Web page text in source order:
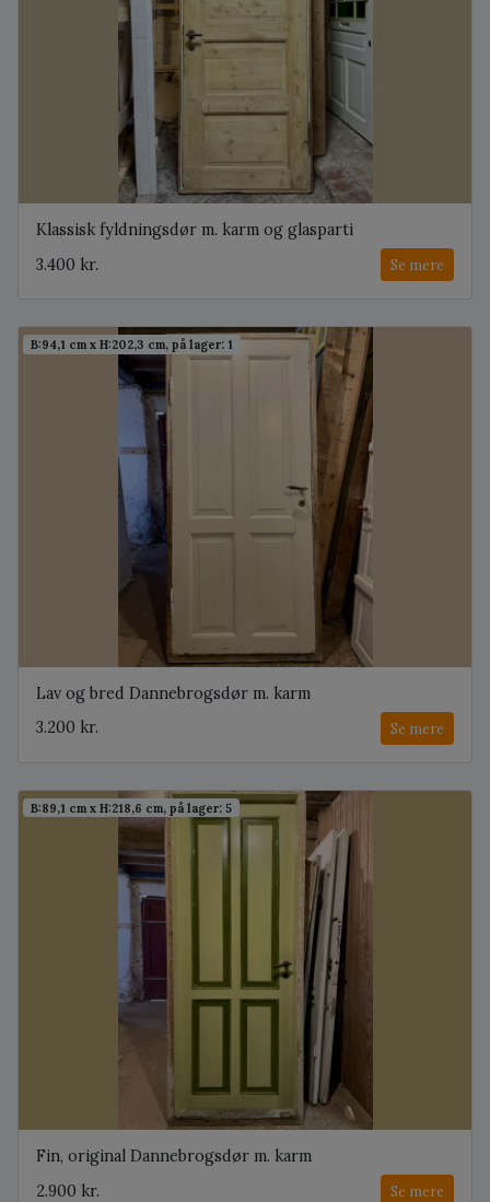
Klassisk fyldningsdør m. karm og glasparti
3.400 kr.
Se mere
B:94,1 cm x H:202,3 cm, på lager: 1
Lav og bred Dannebrogsdør m. karm
3.200 kr.
Se mere
B:89,1 cm x H:218,6 cm, på lager: 5
Fin, original Dannebrogsdør m. karm
2.900 kr.
Se mere